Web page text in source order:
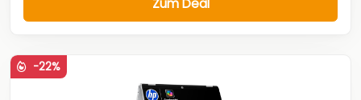
Zum Deal
-22%